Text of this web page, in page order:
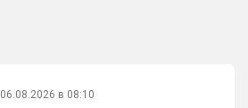
06.08.2026 в 08:10